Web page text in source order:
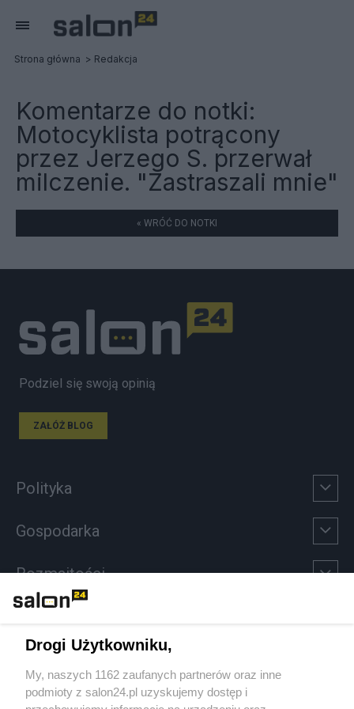
Strona główna Redakcja
Komentarze do notki:
Motocyklista potrącony
przez Jerzego S. przerwał
milczenie. "Zastraszali mnie"
« WRÓĆ DO NOTKI
Podziel się swoją opinią
ZAŁÓŻ BLOG
Polityka
Gospodarka
Rozmaitości
Sport
Społeczeństwo
Drogi Użytkowniku,
My, naszych 1162 zaufanych partnerów oraz inne
podmioty z salon24.pl uzyskujemy dostęp i